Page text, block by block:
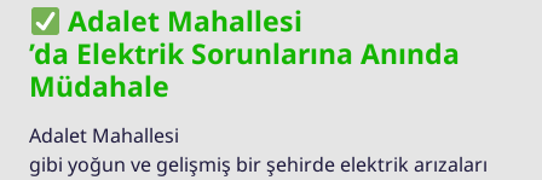
Adalet Mahallesi
’da Elektrik Sorunlarına Anında
Müdahale
Adalet Mahallesi
gibi yoğun ve gelişmiş bir şehirde elektrik arızaları